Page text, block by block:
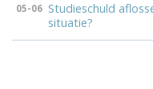
05-06 Studieschuld
situatie?